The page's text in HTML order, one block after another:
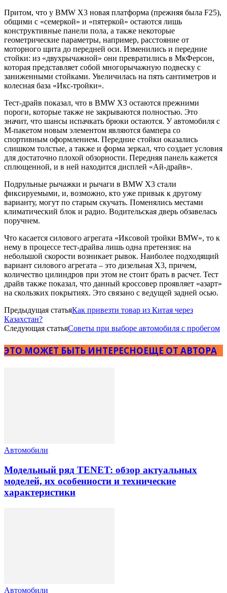
Притом, что у BMW Х3 новая платформа (прежняя была F25),
общими с «семеркой» и «пятеркой» остаются лишь
конструктивные панели пола, а также некоторые
геометрические параметры, например, расстояние от
моторного щита до передней оси. Изменились и передние
стойки: из «двухрычажной» они превратились в МкФерсон,
которая представляет собой многорычажную подвеску с
заниженными стойками. Увеличилась на пять сантиметров и
колесная база «Икс-тройки».
Тест-драйв показал, что в BMW Х3 остаются прежними
пороги, которые также не закрываются полностью. Это
значит, что шансы испачкать брюки остаются. У автомобиля с
М-пакетом новым элементом являются бампера со
спортивным оформлением. Передние стойки оказались
слишком толстые, а также и форма зеркал, что создает условия
для достаточно плохой обзорности. Передняя панель кажется
сплющенной, и в ней находится дисплей «Ай-драйв».
Подрульные рычажки и рычаги в BMW Х3 стали
фиксируемыми, и, возможно, кто уже привык к другому
варианту, могут по старым скучать. Поменялись местами
климатический блок и радио. Водительская дверь обзавелась
поручнем.
Что касается силового агрегата «Иксовой тройки BMW», то к
нему в процессе тест-драйва лишь одна претензия: на
небольшой скорости возникает рывок. Наиболее подходящий
вариант силового агрегата – это дизельная Х3, причем,
количество цилиндров при этом не стоит брать в расчет. Тест
драйв также показал, что данный кроссовер проявляет «азарт»
на скользких покрытиях. Это связано с ведущей задней осью.
Предыдущая статьяКак привезти товар из Китая через
Казахстан?
Следующая статьяСоветы при выборе автомобиля с пробегом
ЭТО МОЖЕТ БЫТЬ ИНТЕРЕСНОЕЩЕ ОТ АВТОРА
Автомобили
Модельный ряд TENET: обзор актуальных
моделей, их особенности и технические
характеристики
Автомобили